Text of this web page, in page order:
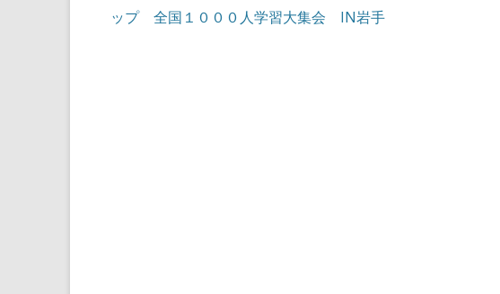
ップ 全国１０００人学習大集会 IN岩手